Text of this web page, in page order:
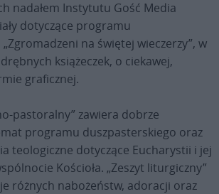
nadałem Instytutu Gość Media
dotyczące programu
na świętej wieczerzy”, w
książeczek, o ciekawej,
graficznej.
pastoralny” zawiera dobrze
programu duszpasterskiego oraz
teologiczne dotyczące Eucharystii i jej
Kościoła. „Zeszyt liturgiczny”
różnych nabożeństw, adoracji oraz